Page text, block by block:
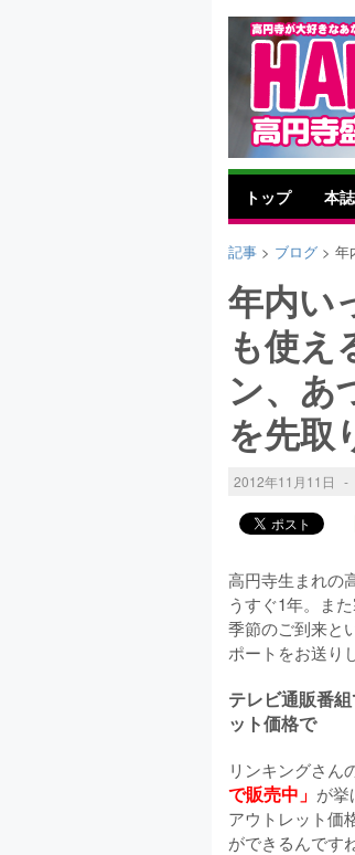
トップ 本
記事 > ブログ > 年
年内い
も使え
ン、あ
を先取
2012年11月11日 -
高円寺生まれの
うすぐ1年。ま
季節のご到来と
ポートをお送り
テレビ通販番
ット価格で
リンキングさん
で販売中」 が挙
アウトレット価
ができるんです